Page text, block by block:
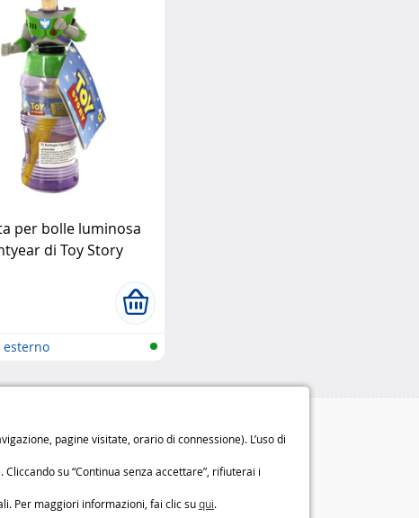
pagine visitate, orario di connessione). L’uso di
su “Continua senza accettare”, rifiuterai i
Per maggiori informazioni, fai clic suqui.
per bolle luminosa
di Toy Story
esterno
Garanzia di 2 anni
Chi siamo